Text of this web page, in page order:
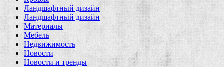
Ландшафтный дизайн
Ландшафтный дизайн
Материалы
Мебель
Недвижимость
Новости
Новости и тренды